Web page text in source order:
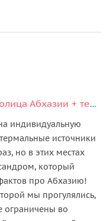
Индивидуальная экскурсия: столица Абхазии + термальный источник Кындыг
индивидуальную
источники
но в этих местах
который
про Абхазию!
мы прогулялись,
ограничены во